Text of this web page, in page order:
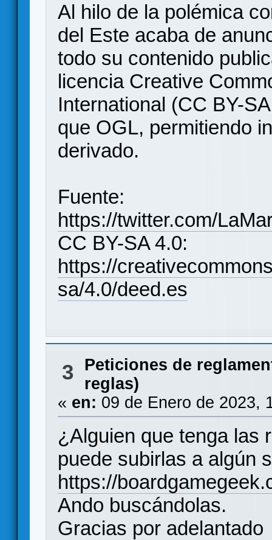
Al hilo de la polémica
del Este acaba de
todo su contenido
licencia Creative
International (CC BY-
que OGL, permitiendo
derivado.
Fuente:
https://twitter.com/
CC BY-SA 4.0:
https://
sa/4.0/deed.es
3
Peticiones de
reglas)
« en: 09 de Enero de 2023,
¿Alguien que tenga las
puede subirlas a algún
https://
Ando buscándolas.
Gracias por adelantado